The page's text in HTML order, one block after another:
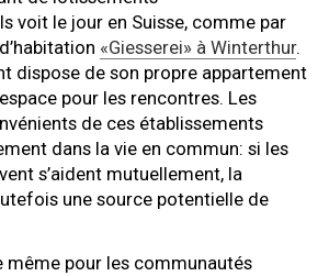
voit le jour en Suisse, comme par
«Giesserei» à Winterthur.
dispose de son propre appartement
pour les rencontres. Les
de ces établissements
dans la vie en commun: si les
s’aident mutuellement, la
une source potentielle de
même pour les communautés